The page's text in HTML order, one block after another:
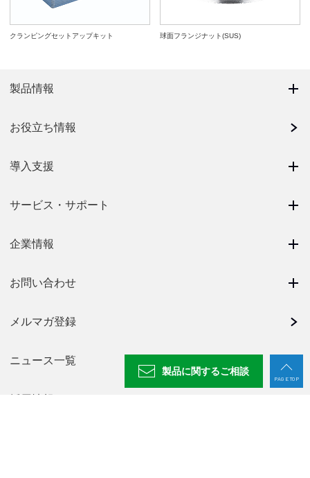
クランピングセットアップキット 球面フランジナット(SUS)
製品に関するご相談
PAGE TOP
製品情報
お役立ち情報
導入支援
サービス・サポート
企業情報
お問い合わせ
メルマガ登録
ニュース一覧